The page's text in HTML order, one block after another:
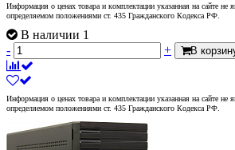
Информация о ценах товара и комплектации указанная на сайте не
определяемом положениями ст. 435 Гражданского Кодекса РФ.
В наличии 1
-
+ В
Информация о ценах товара и комплектации указанная на сайте не
определяемом положениями ст. 435 Гражданского Кодекса РФ.